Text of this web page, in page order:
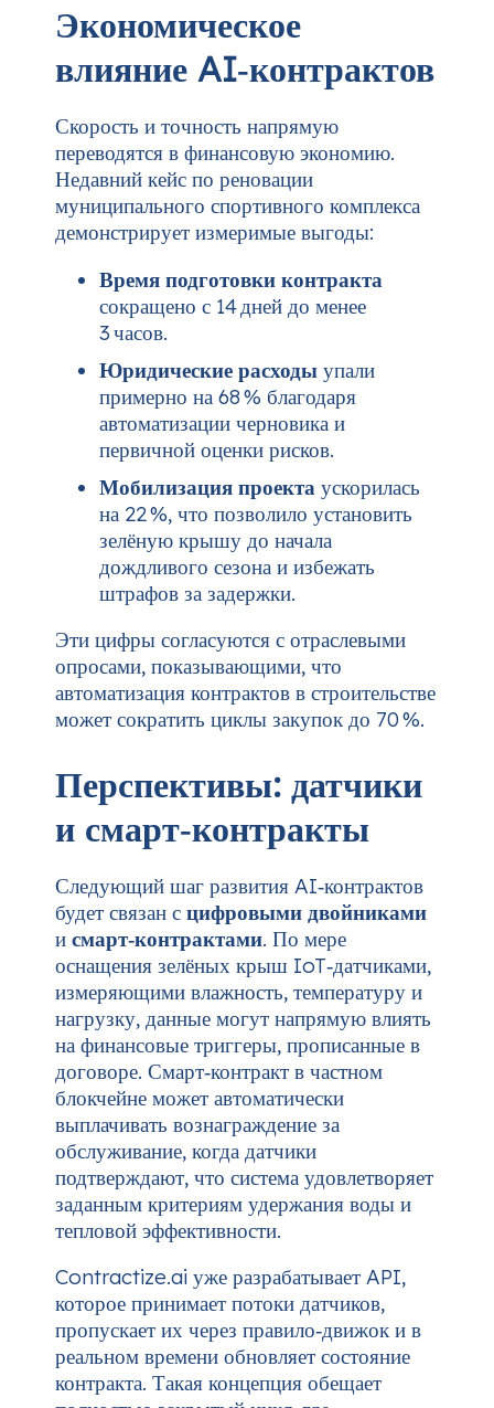
Экономическое
влияние AI‑контрактов
Скорость и точность напрямую
переводятся в финансовую экономию.
Недавний кейс по реновации
муниципального спортивного комплекса
демонстрирует измеримые выгоды:
Время подготовки контракта
сокращено с 14 дней до менее
3 часов.
Юридические расходы упали
примерно на 68 % благодаря
автоматизации черновика и
первичной оценки рисков.
Мобилизация проекта ускорилась
на 22 %, что позволило установить
зелёную крышу до начала
дождливого сезона и избежать
штрафов за задержки.
Эти цифры согласуются с отраслевыми
опросами, показывающими, что
автоматизация контрактов в строительстве
может сократить циклы закупок до 70 %.
Перспективы: датчики
и смарт‑контракты
Следующий шаг развития AI‑контрактов
будет связан с цифровыми двойниками
и смарт‑контрактами. По мере
оснащения зелёных крыш IoT‑датчиками,
измеряющими влажность, температуру и
нагрузку, данные могут напрямую влиять
на финансовые триггеры, прописанные в
договоре. Смарт‑контракт в частном
блокчейне может автоматически
выплачивать вознаграждение за
обслуживание, когда датчики
подтверждают, что система удовлетворяет
заданным критериям удержания воды и
тепловой эффективности.
Contractize.ai уже разрабатывает API,
которое принимает потоки датчиков,
пропускает их через правило‑движок и в
реальном времени обновляет состояние
контракта. Такая концепция обещает